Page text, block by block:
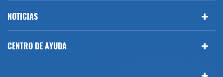
NOTICIAS
CENTRO DE AYUDA